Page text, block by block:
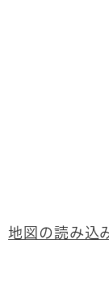
地図の読み込